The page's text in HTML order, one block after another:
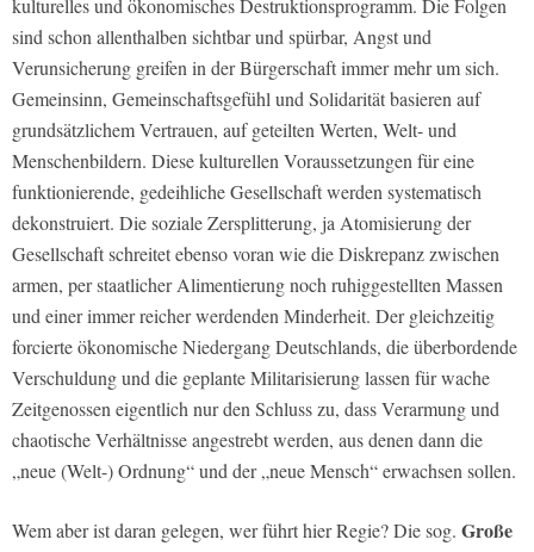
kulturelles und ökonomisches Destruktionsprogramm. Die Folgen
sind schon allenthalben sichtbar und spürbar, Angst und
Verunsicherung greifen in der Bürgerschaft immer mehr um sich.
Gemeinsinn, Gemeinschaftsgefühl und Solidarität basieren auf
grundsätzlichem Vertrauen, auf geteilten Werten, Welt- und
Menschenbildern. Diese kulturellen Voraussetzungen für eine
funktionierende, gedeihliche Gesellschaft werden systematisch
dekonstruiert. Die soziale Zersplitterung, ja Atomisierung der
Gesellschaft schreitet ebenso voran wie die Diskrepanz zwischen
armen, per staatlicher Alimentierung noch ruhiggestellten Massen
und einer immer reicher werdenden Minderheit. Der gleichzeitig
forcierte ökonomische Niedergang Deutschlands, die überbordende
Verschuldung und die geplante Militarisierung lassen für wache
Zeitgenossen eigentlich nur den Schluss zu, dass Verarmung und
chaotische Verhältnisse angestrebt werden, aus denen dann die
„neue (Welt-) Ordnung“ und der „neue Mensch“ erwachsen sollen.
Wem aber ist daran gelegen, wer führt hier Regie? Die sog. Große